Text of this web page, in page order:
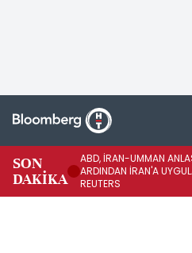
SON
DAKİKA
ABD, İRAN-UMMAN
ARDINDAN İRAN'A
REUTERS